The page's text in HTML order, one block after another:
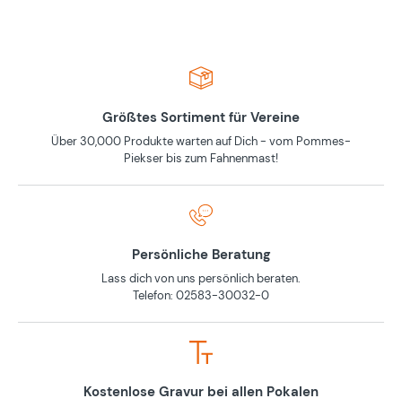
Größtes Sortiment für Vereine
Über 30,000 Produkte warten auf Dich - vom Pommes-
Piekser bis zum Fahnenmast!
Persönliche Beratung
Lass dich von uns persönlich beraten.
Telefon: 02583-30032-0
Kostenlose Gravur bei allen Pokalen